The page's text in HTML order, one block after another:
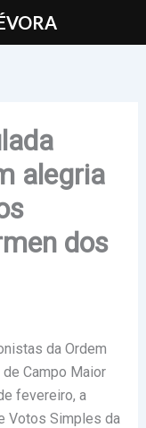
alegria
dos
da Ordem
Campo Maior
fevereiro, a
Votos Simples da